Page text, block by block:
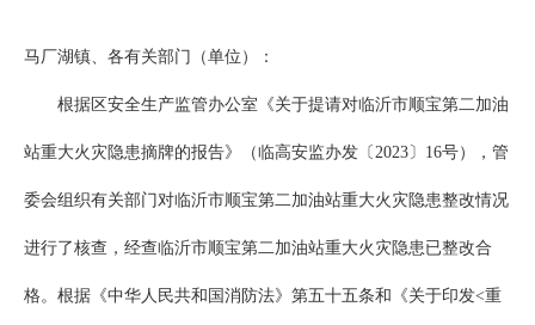
马厂湖镇、各有关部门（单位）：
根据区安全生产监管办公室《关于提请对临沂市顺宝第二加油
站重大火灾隐患摘牌的报告》（临高安监办发〔2023〕16号），管
委会组织有关部门对临沂市顺宝第二加油站重大火灾隐患整改情况
进行了核查，经查临沂市顺宝第二加油站重大火灾隐患已整改合
格。根据《中华人民共和国消防法》第五十五条和《关于印发<重